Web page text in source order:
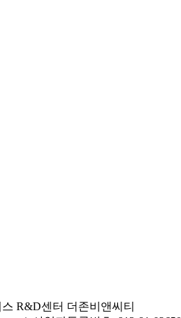
R&D센터 더존비앤씨티